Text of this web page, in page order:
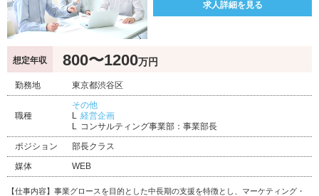
求人詳細を見る
想定年収 800〜1200万円
勤務地 東京都渋谷区
職種
その他
経営企画
コンサルティング事業部：事業部長
ポジション
部長クラス
媒体
WEB
【仕事内容】事業グロースを目的とした中長期の支援を特徴とし、マーケティング・